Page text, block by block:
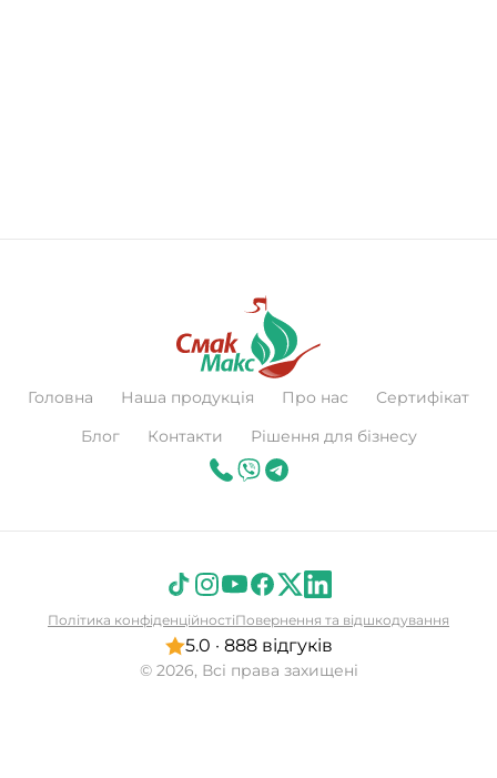
Головна Наша продукція Про нас
Сертифікат
Блог
Контакти Рішення для бізнесу
© 2026, Всі права захищені
5.0 · 888 відгуків
Політика конфіденційностіПовернення та відшкодування